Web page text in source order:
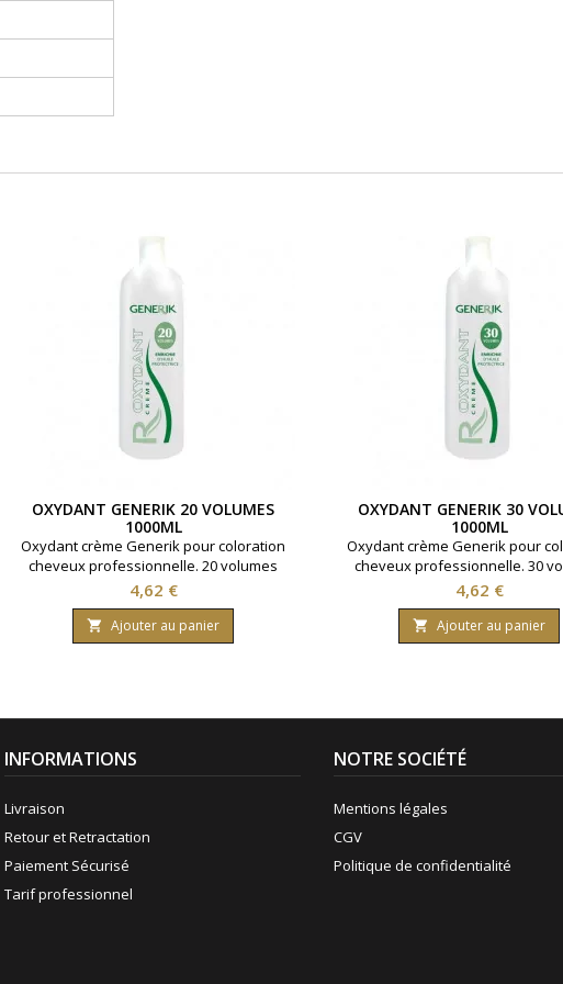
OXYDANT GENERIK 20 VOLUMES
1000ML
Oxydant crème Generik pour coloration
cheveux professionnelle. 20 volumes
contenant 6% d'eau oxygénée. Formule
avec une enrichissement en huile
protectrice reine des près ( limnanthes
alba ).Bouteille contenant 1000 ml.
Prix
4,62 €
 Ajouter au panier
OXYDANT GENERIK 30
1000ML
Oxydant crème Generik pour
cheveux professionnelle. 30
contenant 9% d'eau oxygénée.
avec une enrichissement en
protectrice reine des près (
alba ).Bouteille contenant
Prix
4,62 €
 Ajouter au panier
INFORMATIONS
Livraison
Retour et Retractation
Paiement Sécurisé
Tarif professionnel
NOTRE SOCIÉTÉ
Mentions légales
CGV
Politique de confidentialité